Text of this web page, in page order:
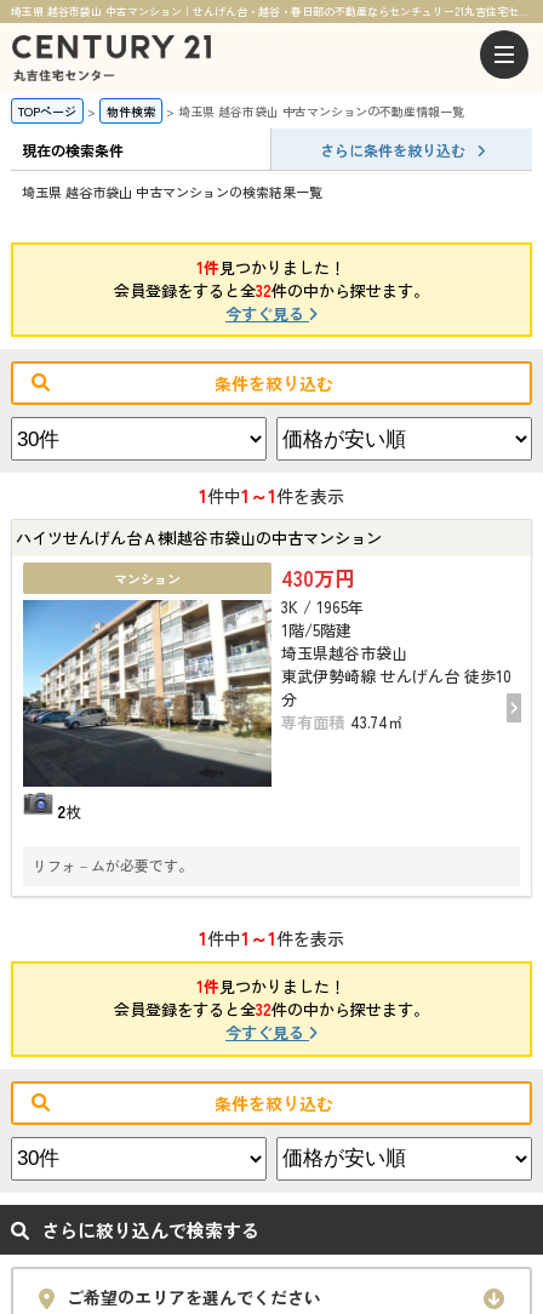
埼玉県 越谷市袋山 中古マンション｜せんげん台・越谷・春日部の不動産ならセンチュリー21丸吉住宅センター
TOPページ 物件検索 埼玉県 越谷市袋山 中古マンションの不動産情報一覧
現在の検索条件 さらに条件を絞り込む
埼玉県 越谷市袋山 中古マンションの検索結果一覧
1件見つかりました！
会員登録をすると全32件の中から探せます。
今すぐ見る
条件を絞り込む
1件中1～1件を表示
ハイツせんげん台Ａ棟|越谷市袋山の中古マンション
マンション
2枚
430万円
3K / 1965年
1階/5階建
埼玉県越谷市袋山
東武伊勢崎線 せんげん台 徒歩10
分
専有面積 43.74㎡
リフォ－ムが必要です。
1件中1～1件を表示
1件見つかりました！
会員登録をすると全32件の中から探せます。
今すぐ見る
条件を絞り込む
さらに絞り込んで検索する
ご希望のエリアを選んでください